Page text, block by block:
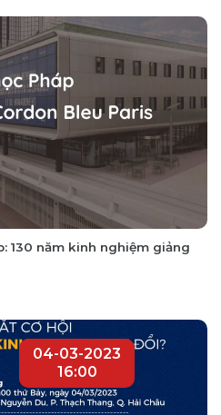
130 năm kinh nghiệm giảng
04-03-2023
16:00